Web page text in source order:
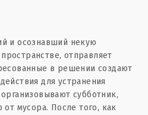
и осознавший некую
отправляет
в решении создают
для устранения
субботник,
мусора. После того, как